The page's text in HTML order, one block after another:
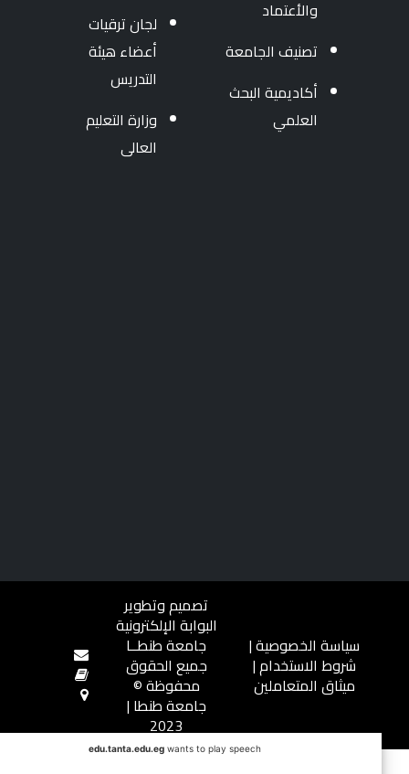
والأعتماد
تصنيف الجامعة
أكاديمية البحث
العلمي
لجان ترقيات
أعضاء هيئة
التدريس
وزارة التعليم
العالى
سياسة الخصوصية|
شروط الاستخدام|
ميثاق المتعاملين
تصميم وتطوير
البوابة الإلكترونية
جامعة طنطــا
جميع الحقوق
محفوظة ©
جامعة طنطا |
2023
edu.tanta.edu.egwants to play speech